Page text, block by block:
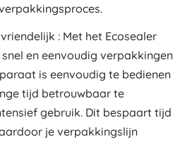
: Met het Ecosealer
en eenvoudig verpakkingen
is eenvoudig te bedienen
tijd betrouwbaar te
gebruik. Dit bespaart tijd
je verpakkingslijn